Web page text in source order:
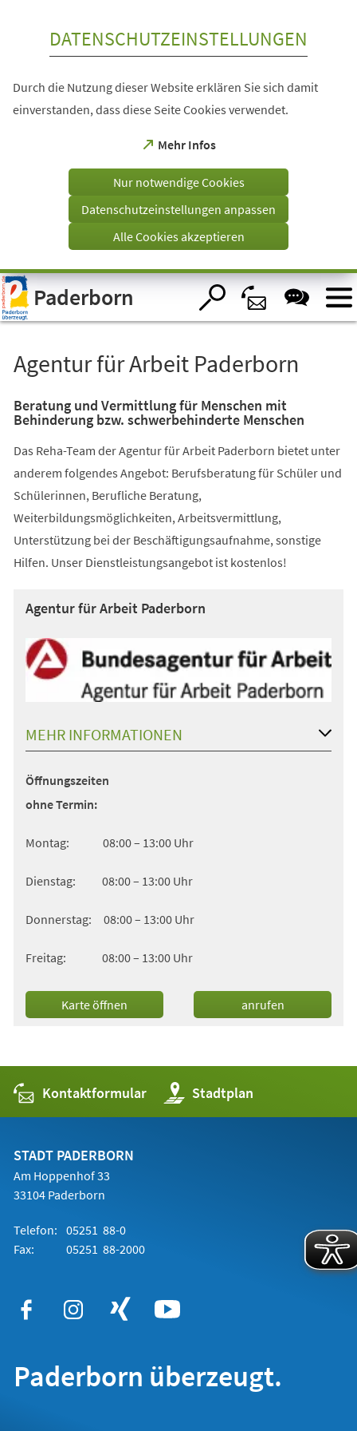
Visuelle
Assistenzsoftware
öffnen.
DATENSCHUTZEINSTELLUNGEN
Durch die Nutzung dieser Website erklären Sie sich damit
einverstanden, dass diese Seite Cookies verwendet.
Mehr Infos
(Öffnet
einem
Tab)
Nur notwendige Cookies
Datenschutzeinstellungen anpassen
Alle Cookies akzeptieren
Paderborn
Agentur für Arbeit Paderborn
Beratung und Vermittlung für Menschen mit
Behinderung bzw. schwerbehinderte Menschen
Das Reha-Team der Agentur für Arbeit Paderborn bietet unter
anderem folgendes Angebot: Berufsberatung für Schüler und
Schülerinnen, Berufliche Beratung,
Weiterbildungsmöglichkeiten, Arbeitsvermittlung,
Unterstützung bei der Beschäftigungsaufnahme, sonstige
Hilfen. Unser Dienstleistungsangebot ist kostenlos!
Agentur für Arbeit Paderborn
MEHR INFORMATIONEN
Öffnungszeiten
ohne Termin:
Montag: 08:00 – 13:00 Uhr
Dienstag: 08:00 – 13:00 Uhr
Donnerstag: 08:00 – 13:00 Uhr
Freitag: 08:00 – 13:00 Uhr
Karte öffnen
(Öffnet
in
anrufen
Kontaktformular Stadtplan
(Öffnet
in
einem
STADT PADERBORN
Am Hoppenhof 33
33104 Paderborn
Telefon: 05251 88-0
Fax:
05251 88-2000
Paderborn überzeugt.